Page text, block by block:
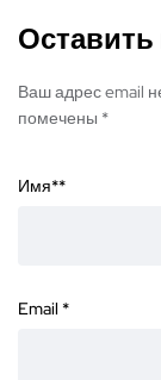
Ваш адрес email
помечены *
Имя**
Email *